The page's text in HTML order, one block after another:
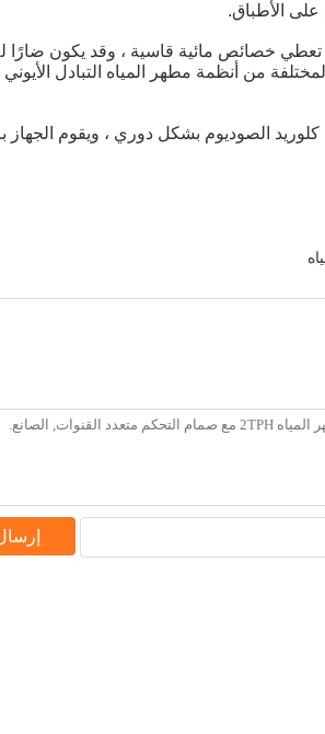
على الأطباق.
تعطي خصائص مائية قاسية ، وقد يكون
من أنظمة مطهر المياه التبادل
الصوديوم بشكل دوري ، ويقوم الجهاز